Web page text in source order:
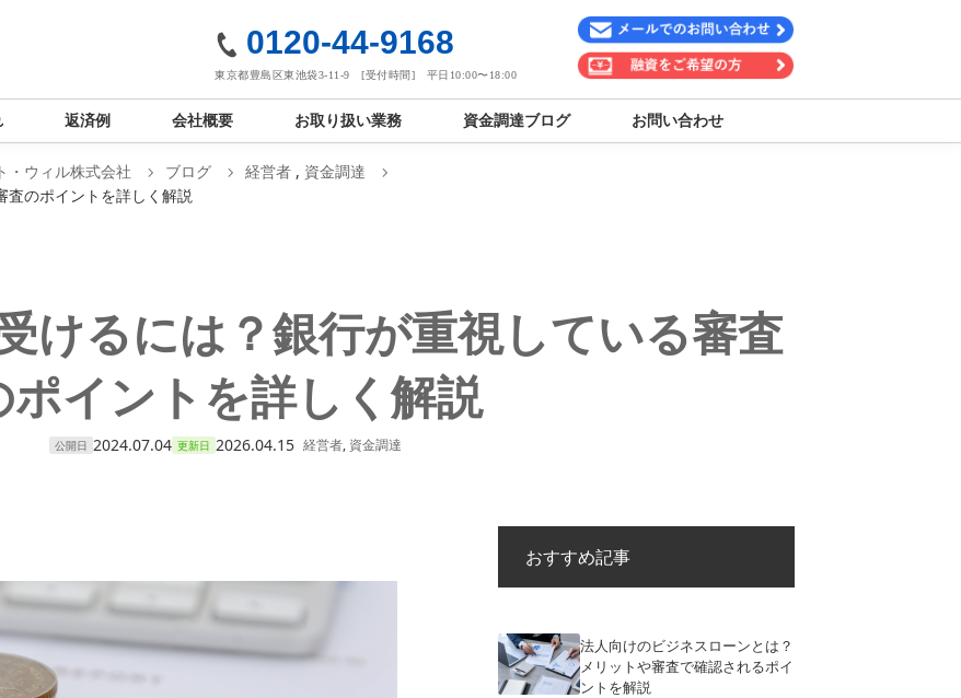
0120-44-9168
東京都豊島区東池袋3-11-9 [受付時間] 平日10:00〜18:00
返済例 会社概要 お取り扱い業務 資金調達ブログ お問い合わせ
・ウィル株式会社 ブログ 経営者 , 資金調達
査のポイントを詳しく解説
けるには？銀行が重視している審査
ポイントを詳しく解説
公開日 2024.07.04 更新日 2026.04.15 経営者, 資金調達
おすすめ記事
法人向けのビジネスローンとは？
メリットや審査で確認されるポイ
ントを解説